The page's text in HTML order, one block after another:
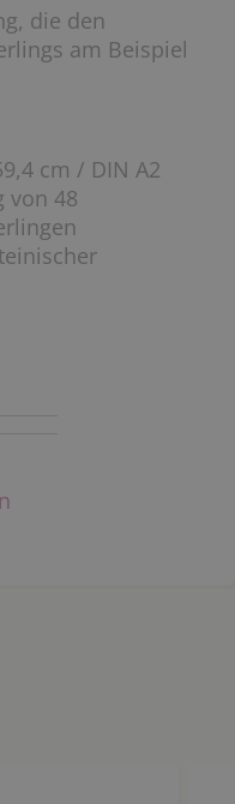
die den
am Beispiel
cm / DIN A2
von 48